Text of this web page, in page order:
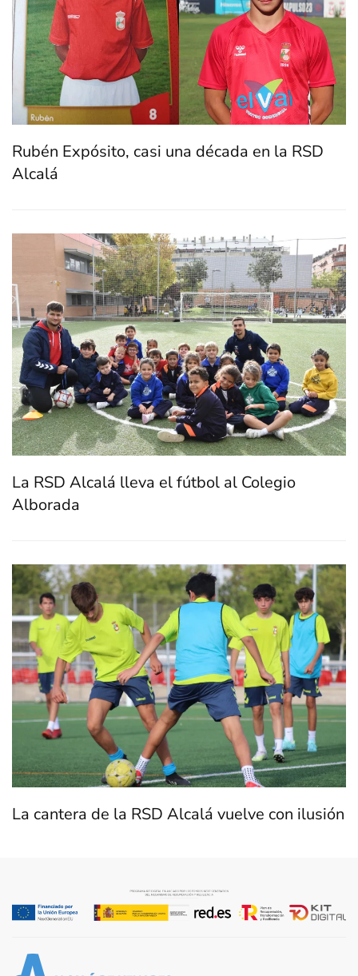
Rubén Expósito, casi una década en la RSD
Alcalá
La RSD Alcalá lleva el fútbol al Colegio
Alborada
La cantera de la RSD Alcalá vuelve con ilusión